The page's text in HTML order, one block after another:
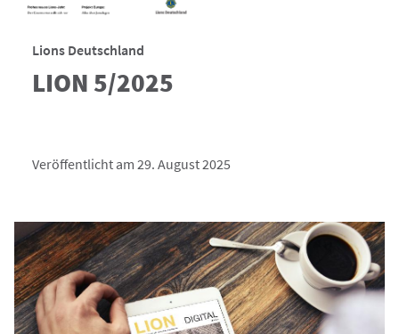
Lions Deutschland
LION 5/2025
Veröffentlicht am 29. August 2025